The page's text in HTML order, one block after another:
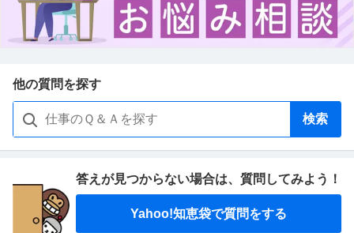
他の質問を探す
検索
答えが見つからない場合は、 質問してみよう！
Yahoo!知恵袋で質問をする